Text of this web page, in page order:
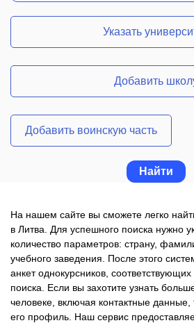
Указать
Добавить
Добавить воинскую часть
На нашем сайте вы сможете легко
в Литва. Для успешного поиска нужно
количество параметров: страну,
учебного заведения. После этого
анкет однокурсников,
поиска. Если вы захотите узнать
человеке, включая контактные данные,
его профиль. Наш сервис